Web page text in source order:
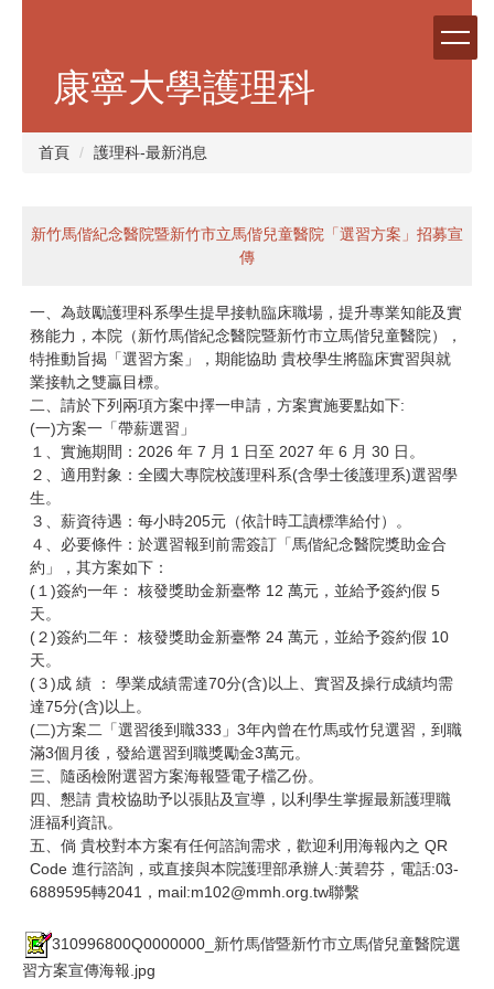
容
康寧大學護理科
首頁 護理科-最新消息
新竹馬偕紀念醫院暨新竹市立馬偕兒童醫院「選習方案」招募宣
傳
一、為鼓勵護理科系學生提早接軌臨床職場，提升專業知能及實
務能力，本院（新竹馬偕紀念醫院暨新竹市立馬偕兒童醫院），
特推動旨揭「選習方案」，期能協助 貴校學生將臨床實習與就
業接軌之雙贏目標。
二、請於下列兩項方案中擇一申請，方案實施要點如下:
(一)方案一「帶薪選習」
１、實施期間：2026 年 7 月 1 日至 2027 年 6 月 30 日。
２、適用對象：全國大專院校護理科系(含學士後護理系)選習學
生。
３、薪資待遇：每小時205元（依計時工讀標準給付）。
４、必要條件：於選習報到前需簽訂「馬偕紀念醫院獎助金合
約」，其方案如下：
(１)簽約一年： 核發獎助金新臺幣 12 萬元，並給予簽約假 5
天。
(２)簽約二年： 核發獎助金新臺幣 24 萬元，並給予簽約假 10
天。
(３)成 績 ： 學業成績需達70分(含)以上、實習及操行成績均需
達75分(含)以上。
(二)方案二「選習後到職333」3年內曾在竹馬或竹兒選習，到職
滿3個月後，發給選習到職獎勵金3萬元。
三、隨函檢附選習方案海報暨電子檔乙份。
四、懇請 貴校協助予以張貼及宣導，以利學生掌握最新護理職
涯福利資訊。
五、倘 貴校對本方案有任何諮詢需求，歡迎利用海報內之 QR
Code 進行諮詢，或直接與本院護理部承辦人:黃碧芬，電話:03-
6889595轉2041，mail:m102@mmh.org.tw聯繫
310996800Q0000000_新竹馬偕暨新竹市立馬偕兒童醫院選
習方案宣傳海報.jpg